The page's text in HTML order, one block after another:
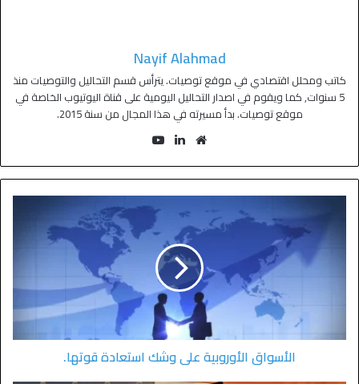
Nayif Alahmad
كاتب ومحلل اقتصادي في موقع توصيات. يترأس قسم التحاليل والتوصيات منذ
5 سنوات, كما ويقوم في اصدار التحاليل اليومية على قناة اليوتيوب الخاصة في
موقع توصيات. بدأ مسيرته في هذا المجال من سنة 2015.
الأسواق الأوروبية على وشك استعادة قوتها.